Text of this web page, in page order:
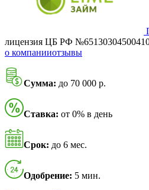
лицензия ЦБ РФ
о компанииотзывы
Сумма: до 70 000 р.
Ставка: от 0% в день
Срок: до 6 мес.
Одобрение: 5 мин.